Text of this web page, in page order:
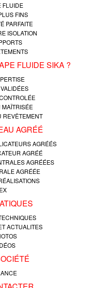
FLUIDE
FINS
PARFAITE
ISOLATION
FLUIDE SIKA ?
MAÎTRISÉE
REVÊTEMENT
AGRÉÉ
AGRÉÉS
AGRÉÉ
AGRÉÉES
AGRÉÉE
ACTUALITES